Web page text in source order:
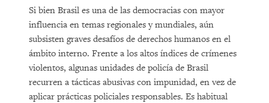
DOWNLOAD
Si bien Brasil es una de las democracias con mayor
influencia en temas regionales y mundiales, aún
subsisten graves desafíos de derechos humanos en el
ámbito interno. Frente a los altos índices de crímenes
violentos, algunas unidades de policía de Brasil
recurren a tácticas abusivas con impunidad, en vez de
aplicar prácticas policiales responsables. Es habitual